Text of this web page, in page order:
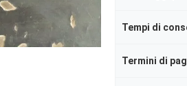
Tempi di
Termini di